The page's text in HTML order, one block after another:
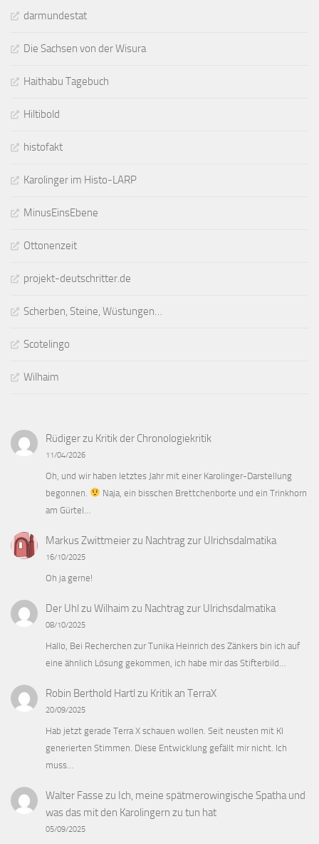
darmundestat
Die Sachsen von der Wisura
Haithabu Tagebuch
Hiltibold
histofakt
Karolinger im Histo-LARP
MinusEinsEbene
Ottonenzeit
projekt-deutschritter.de
Scherben, Steine, Wüstungen…
Scotelingo
Wilhaim
Rüdigerzu Kritik der Chronologiekritik
11/04/2026
Oh, und wir haben letztes Jahr mit einer Karolinger-Darstellung
begonnen.
Naja, ein bisschen Brettchenborte und ein Trinkhorn
am Gürtel…
Markus Zwittmeierzu Nachtrag zur Ulrichsdalmatika
16/10/2025
Oh ja gerne!
Der Uhl zu Wilhaim zu Nachtrag zur Ulrichsdalmatika
08/10/2025
Hallo, Bei Recherchen zur Tunika Heinrich des Zänkers bin ich auf
eine ähnlich Lösung gekommen, ich habe mir das Stifterbild…
Robin Berthold Hartl zu Kritik an TerraX
20/09/2025
Hab jetzt gerade Terra X schauen wollen. Seit neusten mit KI
generierten Stimmen. Diese Entwicklung gefällt mir nicht. Ich
muss…
Walter Fasse zu Ich, meine spätmerowingische Spatha und
was das mit den Karolingern zu tun hat
05/09/2025